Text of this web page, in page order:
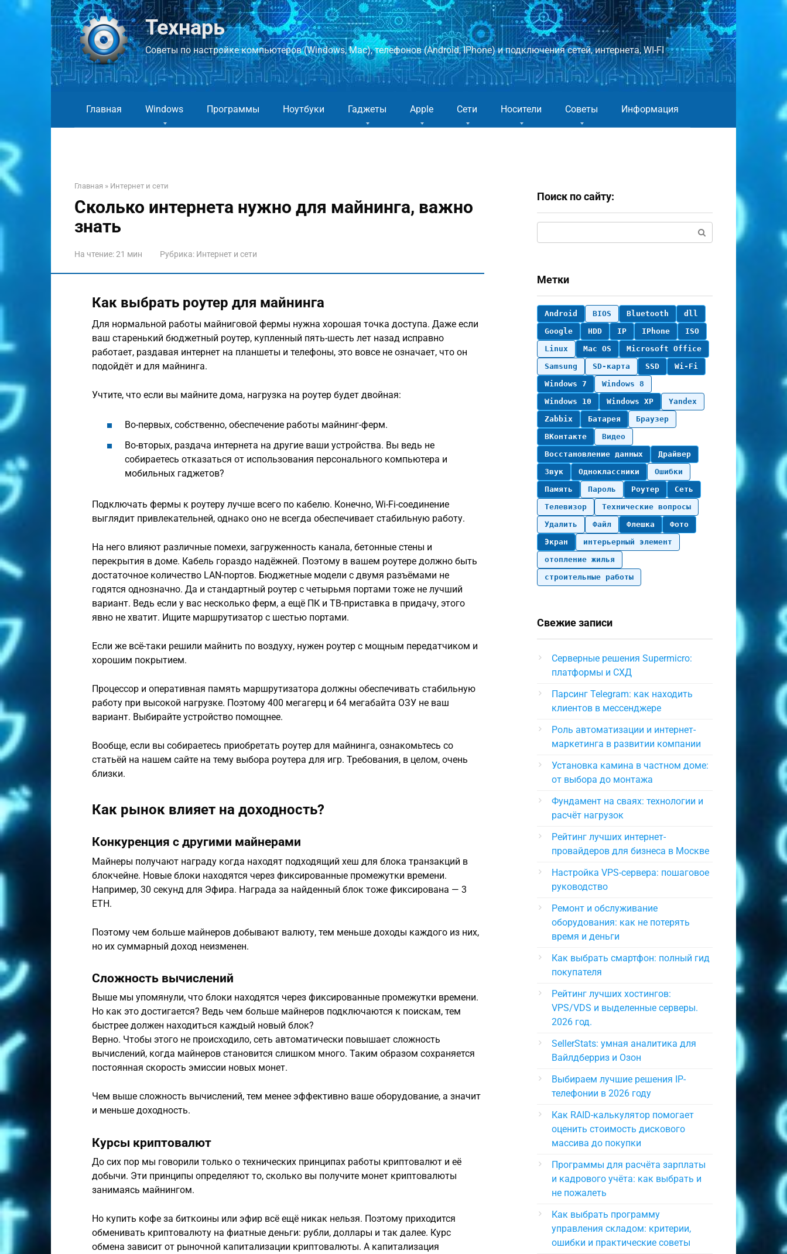
Перейти
Технарь
Советы по настройке компьютеров (Windows, Mac), телефонов (Android, IPhone) и подключения сетей, интернета, WI-FI
Главная Windows Программы Ноутбуки Гаджеты Apple Сети Носители Советы Информация
Главная » Интернет и сети
Сколько интернета нужно для майнинга, важно
знать
На чтение:21 мин Рубрика: Интернет и сети
Как выбрать роутер для майнинга
Для нормальной работы майниговой фермы нужна хорошая точка доступа. Даже если
ваш старенький бюджетный роутер, купленный пять-шесть лет назад исправно
работает, раздавая интернет на планшеты и телефоны, это вовсе не означает, что он
подойдёт и для майнинга.
Учтите, что если вы майните дома, нагрузка на роутер будет двойная:
Во-первых, собственно, обеспечение работы майнинг-ферм.
Во-вторых, раздача интернета на другие ваши устройства. Вы ведь не
собираетесь отказаться от использования персонального компьютера и
мобильных гаджетов?
Подключать фермы к роутеру лучше всего по кабелю. Конечно, Wi-Fi-соединение
выглядит привлекательней, однако оно не всегда обеспечивает стабильную работу.
На него влияют различные помехи, загруженность канала, бетонные стены и
перекрытия в доме. Кабель гораздо надёжней. Поэтому в вашем роутере должно быть
достаточное количество LAN-портов. Бюджетные модели с двумя разъёмами не
годятся однозначно. Да и стандартный роутер с четырьмя портами тоже не лучший
вариант. Ведь если у вас несколько ферм, а ещё ПК и ТВ-приставка в придачу, этого
явно не хватит. Ищите маршрутизатор с шестью портами.
Если же всё-таки решили майнить по воздуху, нужен роутер с мощным передатчиком и
хорошим покрытием.
Процессор и оперативная память маршрутизатора должны обеспечивать стабильную
работу при высокой нагрузке. Поэтому 400 мегагерц и 64 мегабайта ОЗУ не ваш
вариант. Выбирайте устройство помощнее.
Вообще, если вы собираетесь приобретать роутер для майнинга, ознакомьтесь со
статьёй на нашем сайте на тему выбора роутера для игр. Требования, в целом, очень
близки.
Как рынок влияет на доходность?
Конкуренция с другими майнерами
Майнеры получают награду когда находят подходящий хеш для блока транзакций в
блокчейне. Новые блоки находятся через фиксированные промежутки времени.
Например, 30 секунд для Эфира. Награда за найденный блок тоже фиксирована — 3
ETH.
Поэтому чем больше майнеров добывают валюту, тем меньше доходы каждого из них,
но их суммарный доход неизменен.
Сложность вычислений
Выше мы упомянули, что блоки находятся через фиксированные промежутки времени.
Но как это достигается? Ведь чем больше майнеров подключаются к поискам, тем
быстрее должен находиться каждый новый блок?
Верно. Чтобы этого не происходило, сеть автоматически повышает сложность
вычислений, когда майнеров становится слишком много. Таким образом сохраняется
постоянная скорость эмиссии новых монет.
Чем выше сложность вычислений, тем менее эффективно ваше оборудование, а значит
и меньше доходность.
Курсы криптовалют
До сих пор мы говорили только о технических принципах работы криптовалют и её
добычи. Эти принципы определяют то, сколько вы получите монет криптовалюты
занимаясь майнингом.
Но купить кофе за биткоины или эфир всё ещё никак нельзя. Поэтому приходится
обменивать криптовалюту на фиатные деньги: рубли, доллары и так далее. Курс
обмена зависит от рыночной капитализации криптовалюты. А капитализация
Поиск по сайту:
Метки
Android BIOS Bluetooth
dll
Google
HDD IP IPhone
ISO
Linux
Mac OS
Microsoft Office
Samsung
SD-карта SSD
Wi-Fi
Windows 7
Windows 8
Windows 10
Windows XP
Yandex
Zabbix
Батарея
Браузер
ВКонтакте
Видео
Восстановление данных
Драйвер
Звук
Одноклассники
Ошибки
Память
Пароль Роутер
Сеть
Телевизор
Технические вопросы
Удалить
Файл Флешка
Фото
Экран
интерьерный элемент
отопление жилья
строительные работы
Свежие записи
Серверные решения Supermicro:
платформы и СХД
Парсинг Telegram: как находить
клиентов в мессенджере
Роль автоматизации и интернет-
маркетинга в развитии компании
Установка камина в частном доме:
от выбора до монтажа
Фундамент на сваях: технологии и
расчёт нагрузок
Рейтинг лучших интернет-
провайдеров для бизнеса в Москве
Настройка VPS-сервера: пошаговое
руководство
Ремонт и обслуживание
оборудования: как не потерять
время и деньги
Как выбрать смартфон: полный гид
покупателя
Рейтинг лучших хостингов:
VPS/VDS и выделенные серверы.
2026 год.
SellerStats: умная аналитика для
Вайлдберриз и Озон
Выбираем лучшие решения IP-
телефонии в 2026 году
Как RAID-калькулятор помогает
оценить стоимость дискового
массива до покупки
Программы для расчёта зарплаты
и кадрового учёта: как выбрать и
не пожалеть
Как выбрать программу
управления складом: критерии,
ошибки и практические советы